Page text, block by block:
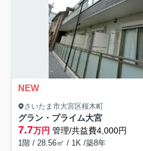
NEW
さいたま市大宮区桜木町
グラン・プライム大宮
7.7万円 管理/共益費4,000円
1階 / 28.56㎡ / 1K /築8年